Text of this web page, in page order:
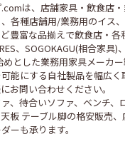
は、店舗家具・飲食店
各種店舗用/業務用のイス、
豊富な品揃えで飲食店・各
、SOGOKAGU(相合家具)
めとした業務用家具メーカ
能にする自社製品を幅広く
お問い合わせください。
、待合いソファ、ベンチ、
板 テーブル脚の格安販売
ーも承ります。